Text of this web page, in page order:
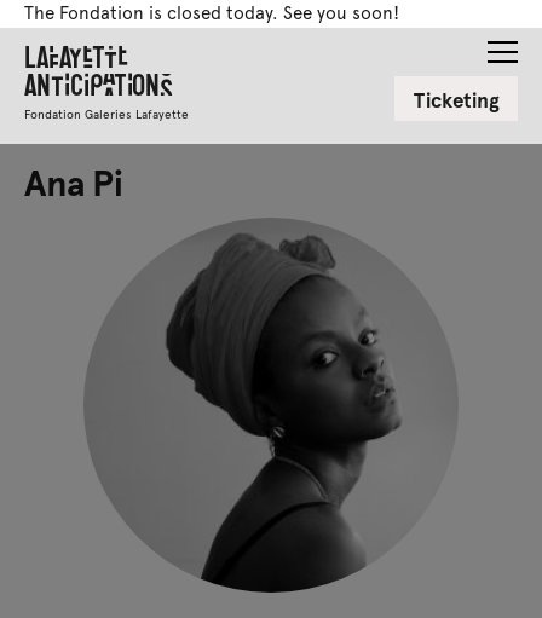
The Fondation is closed today. See you soon!
Lafayette
Anticipations
Fondation Galeries Lafayette Ticketing
Ana Pi